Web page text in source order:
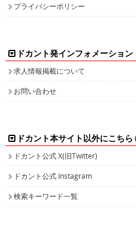
プライバシーポリシー
ドカント発インフォメーション
求人情報掲載について
お問い合わせ
ドカント本サイト以外にこちら
ドカント公式 X(旧Twitter)
ドカント公式 Instagram
検索キーワード一覧